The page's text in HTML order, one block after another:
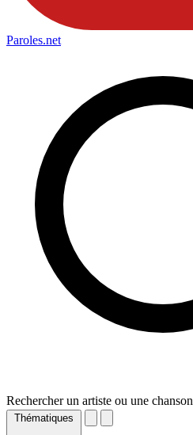
Paroles.net
Rechercher un artiste ou une chanson
Thématiques